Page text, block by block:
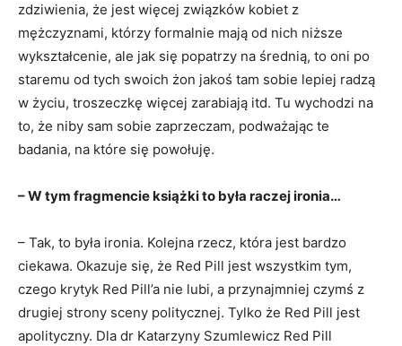
zdziwienia, że jest więcej związków kobiet z
mężczyznami, którzy formalnie mają od nich niższe
wykształcenie, ale jak się popatrzy na średnią, to oni po
staremu od tych swoich żon jakoś tam sobie lepiej radzą
w życiu, troszeczkę więcej zarabiają itd. Tu wychodzi na
to, że niby sam sobie zaprzeczam, podważając te
badania, na które się powołuję.
– W tym fragmencie książki to była raczej ironia…
– Tak, to była ironia. Kolejna rzecz, która jest bardzo
ciekawa. Okazuje się, że Red Pill jest wszystkim tym,
czego krytyk Red Pill’a nie lubi, a przynajmniej czymś z
drugiej strony sceny politycznej. Tylko że Red Pill jest
apolityczny. Dla dr Katarzyny Szumlewicz Red Pill